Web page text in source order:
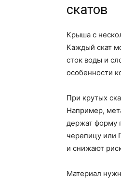
скатов
Крыша с
Каждый скат
сток воды и
особенности
При крутых
Например,
держат форму
черепицу или
и снижают
Материал